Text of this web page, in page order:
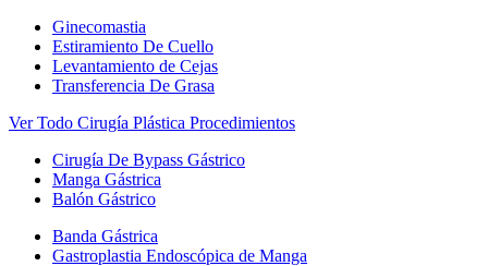
Ginecomastia
Estiramiento De Cuello
Levantamiento de Cejas
Transferencia De Grasa
Ver Todo Cirugía Plástica Procedimientos
Cirugía De Bypass Gástrico
Manga Gástrica
Balón Gástrico
Banda Gástrica
Gastroplastia Endoscópica de Manga